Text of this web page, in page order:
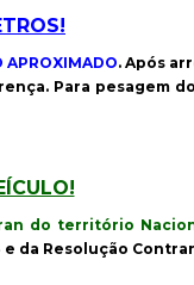
APROXIMADO. Após
Para pesagem
do território
Resolução Contran